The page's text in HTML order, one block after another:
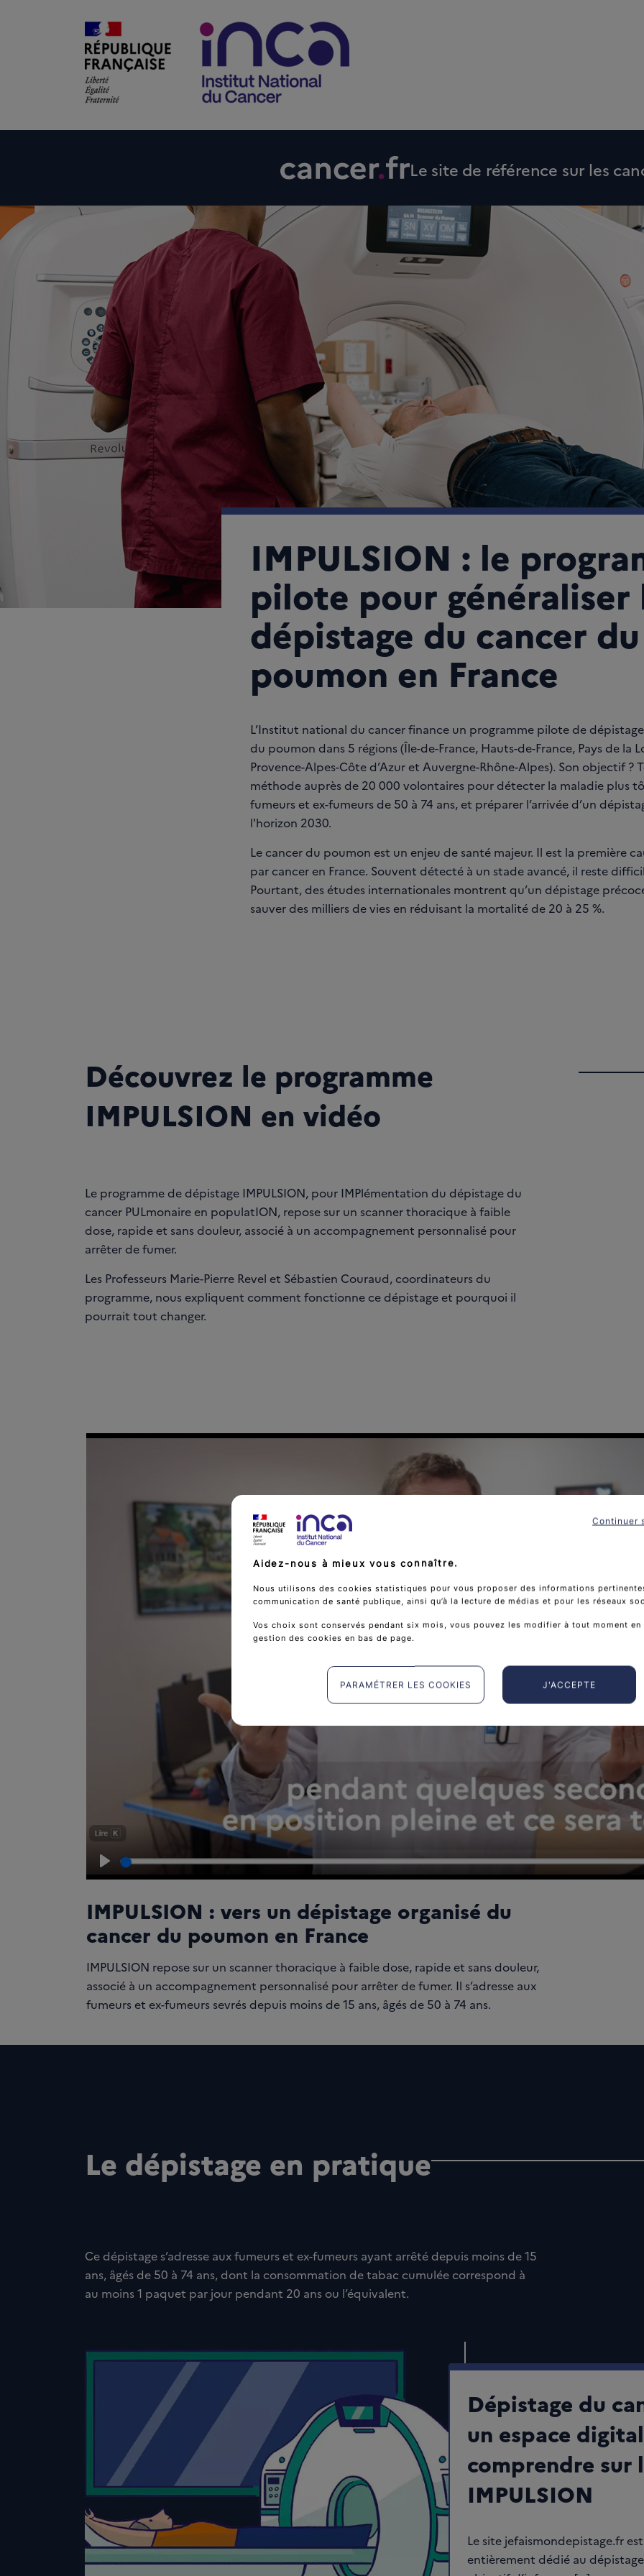
Le site de référence sur les
IMPULSION : le
pilote pour généraliser
dépistage du cancer du
poumon en France
L’Institut national du cancer finance un programme pilote de
du poumon dans 5 régions (Île-de-France, Hauts-de-France, Pays de la
Provence-Alpes-Côte d’Azur et Auvergne-Rhône-Alpes). Son objectif ?
méthode auprès de 20 000 volontaires pour détecter la maladie plus
fumeurs et ex-fumeurs de 50 à 74 ans, et préparer l’arrivée d’un
l'horizon 2030.
Le cancer du poumon est un enjeu de santé majeur. Il est la première
par cancer en France. Souvent détecté à un stade avancé, il reste
Pourtant, des études internationales montrent qu’un dépistage
sauver des milliers de vies en réduisant la mortalité de 20 à 25 %.
Découvrez le programme
IMPULSION en vidéo
Le programme de dépistage IMPULSION, pour IMPlémentation du dépistage du
cancer PULmonaire en populatION, repose sur un scanner thoracique à faible
dose, rapide et sans douleur, associé à un accompagnement personnalisé pour
arrêter de fumer.
Les Professeurs Marie-Pierre Revel et Sébastien Couraud, coordinateurs du
programme, nous expliquent comment fonctionne ce dépistage et pourquoi il
pourrait tout changer.
Lire
Lire
IMPULSION : vers un dépistage organisé du
cancer du poumon en France
IMPULSION repose sur un scanner thoracique à faible dose, rapide et sans douleur,
associé à un accompagnement personnalisé pour arrêter de fumer. Il s’adresse aux
fumeurs et ex-fumeurs sevrés depuis moins de 15 ans, âgés de 50 à 74 ans.
Le dépistage en pratique
Ce dépistage s’adresse aux fumeurs et ex-fumeurs ayant arrêté depuis moins de 15
ans, âgés de 50 à 74 ans, dont la consommation de tabac cumulée correspond à
au moins 1 paquet par jour pendant 20 ans ou l’équivalent.
Dépistage du
un espace
comprendre sur
IMPULSION
Le site jefaismondepistage.fr
entièrement dédié au
Aidez-nous à mieux vous connaître.
Nous utilisons des cookies statistiques pour vous proposer des informations
communication de santé publique, ainsi qu’à la lecture de médias et pour les réseaux
Vos choix sont conservés pendant six mois, vous pouvez les modifier à tout moment en
gestion des cookies en bas de page.
J'ACCEPTE
PARAMÉTRER LES COOKIES
Continuer